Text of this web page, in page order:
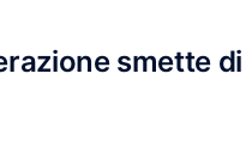
smette